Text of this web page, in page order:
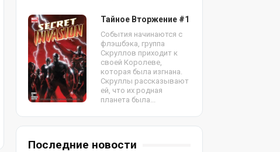
Тайное Вторжение #1
События начинаются с
флэшбэка, группа
Скруллов приходит к
своей Королеве,
которая была изгнана.
Скруллы рассказывают
ей, что их родная
планета была...
Последние новости